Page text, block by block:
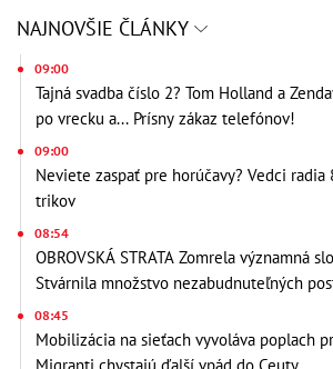
NAJNOVŠIE ČLÁNKY
09:00
Tajná svadba číslo 2? Tom Holland a
po vrecku a... Prísny zákaz telefónov!
09:00
Neviete zaspať pre horúčavy? Vedci
trikov
08:54
OBROVSKÁ STRATA Zomrela významná
Stvárnila množstvo nezabudnuteľných
08:45
Mobilizácia na sieťach vyvoláva poplach